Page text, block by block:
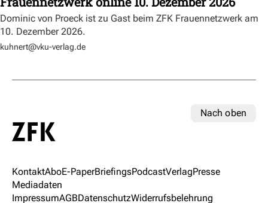
Dominic von Proeck ist zu Gast beim ZFK Frauennetzwerk am
10. Dezember 2026.
kuhnert@vku-verlag.de
Nach oben
KontaktAboE-PaperBriefingsPodcastVerlagPresse
Mediadaten
ImpressumAGBDatenschutzWiderrufsbelehrung